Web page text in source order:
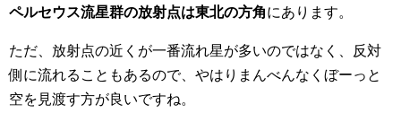
ペルセウス流星群の放射点は東北の方角にあります。
ただ、放射点の近くが一番流れ星が多いのではなく、反対
側に流れることもあるので、やはりまんべんなくぼーっと
空を見渡す方が良いですね。